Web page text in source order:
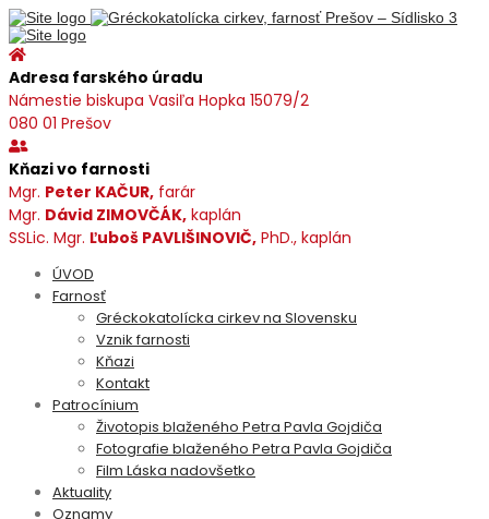
Adresa farského úradu
Námestie biskupa Vasiľa Hopka 15079/2
080 01 Prešov
Kňazi vo farnosti
Mgr. Peter KAČUR, farár
Mgr. Dávid ZIMOVČÁK, kaplán
SSLic. Mgr. Ľuboš PAVLIŠINOVIČ, PhD., kaplán
ÚVOD
Farnosť
Gréckokatolícka cirkev na Slovensku
Vznik farnosti
Kňazi
Kontakt
Patrocínium
Životopis blaženého Petra Pavla Gojdiča
Fotografie blaženého Petra Pavla Gojdiča
Film Láska nadovšetko
Aktuality
Oznamy